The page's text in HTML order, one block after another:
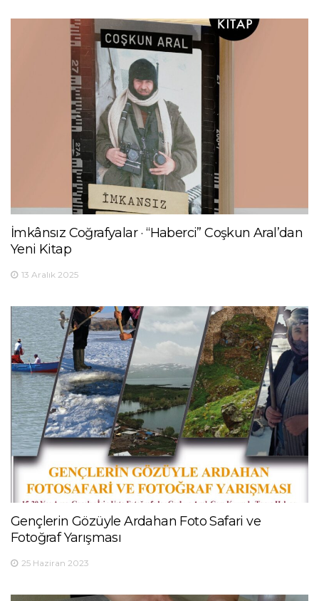
İmkânsız Coğrafyalar · “Haberci” Coşkun Aral’dan
Yeni Kitap
13 Aralık 2025
Gençlerin Gözüyle Ardahan Foto Safari ve
Fotoğraf Yarışması
25 Haziran 2023